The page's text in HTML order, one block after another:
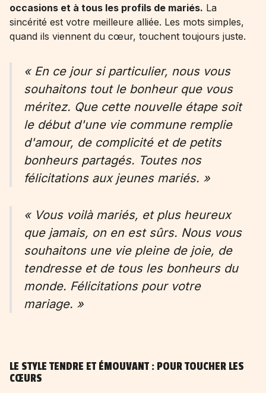
occasions et à tous les profils de mariés. La
sincérité est votre meilleure alliée. Les mots simples,
quand ils viennent du cœur, touchent toujours juste.
« En ce jour si particulier, nous vous
souhaitons tout le bonheur que vous
méritez. Que cette nouvelle étape soit
le début d'une vie commune remplie
d'amour, de complicité et de petits
bonheurs partagés. Toutes nos
félicitations aux jeunes mariés. »
« Vous voilà mariés, et plus heureux
que jamais, on en est sûrs. Nous vous
souhaitons une vie pleine de joie, de
tendresse et de tous les bonheurs du
monde. Félicitations pour votre
mariage. »
LE STYLE TENDRE ET ÉMOUVANT : POUR TOUCHER LES
CŒURS